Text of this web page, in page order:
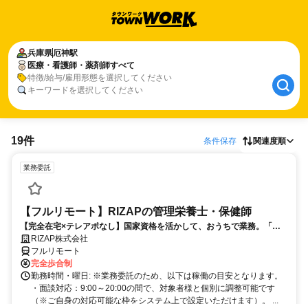
兵庫県厄神駅
医療・看護師・薬剤師すべて
特徴/給与/雇用形態を選択してください
キーワードを選択してください
19件 条件保存 関連度順
業務委託
【フルリモート】RIZAPの管理栄養士・保健師
【完全在宅×テレアポなし】国家資格を活かして、おうちで業務。「も
う一つの安心」を。主婦・Wワーカー活躍中！「平日の日中だけ」「夕
方以降の数時間だけ」など、生活リズムに合わせた時間調整が可能で
す。1件ごとの成果報酬型だから、頑張った分だけ手応えのある収入
に。充実のサポート体制で、安心の在宅ワークを始めませんか？
RIZAP株式会社
フルリモート
完全歩合制
勤務時間・曜日: ※業務委託のため、以下は稼働の目安となります。
・面談対応：9:00～20:00の間で、対象者様と個別に調整可能です
（※ご自身の対応可能な枠をシステム上で設定いただけます）。 ...